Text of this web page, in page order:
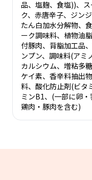
品、塩麹、食塩))、
ク、赤唐辛子、ジン
たん白加水分解物、
ーク調味料、植物油
付豚肉、背脂加工品
ンプン、調味料(アミ
カルシウム、増粘多
ケイ素、香辛料抽出
料、酸化防止剤(ビタ
ミンB1、(一部に卵
鶏肉・豚肉を含む)